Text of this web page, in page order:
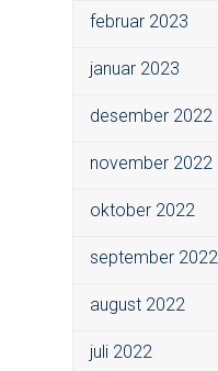
februar 2023
januar 2023
desember 2022
november 2022
oktober 2022
september 2022
august 2022
juli 2022